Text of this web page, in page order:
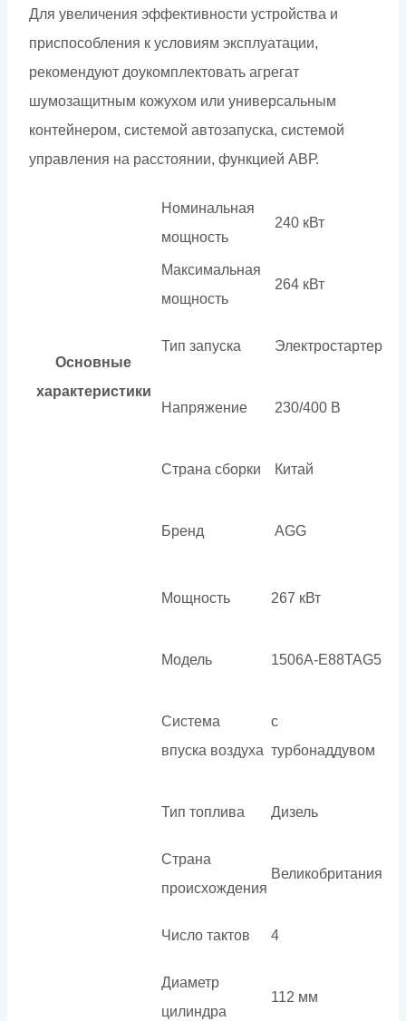
Для увеличения эффективности устройства и
приспособления к условиям эксплуатации,
рекомендуют доукомплектовать агрегат
шумозащитным кожухом или универсальным
контейнером, системой автозапуска, системой
управления на расстоянии, функцией АВР.
Основные
характеристики
Номинальная
мощность
240 кВт
Максимальная
мощность
264 кВт
Тип запуска Электростартер
Напряжение 230/400 В
Страна сборки Китай
Бренд AGG
Мощность 267 кВт
Модель 1506A-E88TAG5
Система
впуска воздуха
с
турбонаддувом
Тип топлива Дизель
Страна
происхождения
Великобритания
Число тактов 4
Диаметр
цилиндра
112 мм